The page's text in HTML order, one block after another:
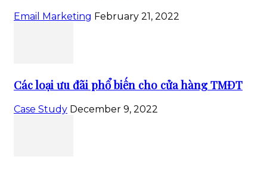
Email Marketing February 21, 2022
Các loại ưu đãi phổ biến cho cửa hàng TMĐT
Case Study December 9, 2022